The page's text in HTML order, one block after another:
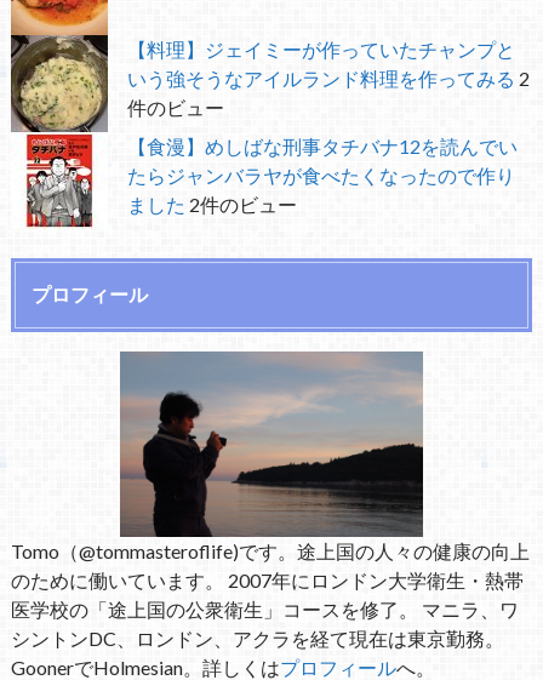
【料理】ジェイミーが作っていたチャンプと
いう強そうなアイルランド料理を作ってみる 2
件のビュー
【食漫】めしばな刑事タチバナ12を読んでい
たらジャンバラヤが食べたくなったので作り
ました 2件のビュー
プロフィール
Tomo（@tommasteroflife)です。途上国の人々の健康の向上
のために働いています。 2007年にロンドン大学衛生・熱帯
医学校の「途上国の公衆衛生」コースを修了。 マニラ、ワ
シントンDC、ロンドン、アクラを経て現在は東京勤務。
GoonerでHolmesian。詳しくはプロフィールへ。